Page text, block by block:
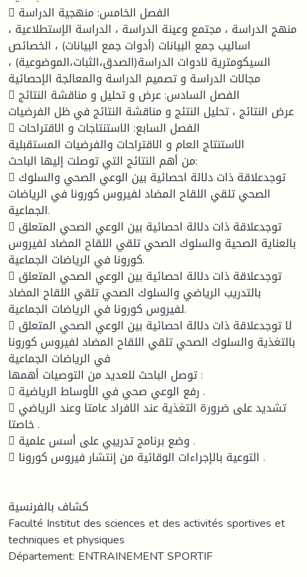
 الفصل الخامس: منهجية الدراسة
منهج الدراسة ، مجتمع وعينة الدراسة ، الدراسة الإستطلاعية ،
اساليب جمع البيانات (أدوات جمع البيانات) ، الخصائص
السيكومترية لادوات الدراسة(الصدق،الثبات،الموضوعية) ،
مجالات الدراسة و تصميم الدراسة والمعالجة الإحصائية
 الفصل السادس: عرض و تحليل و مناقشة النتائج
عرض النتائج ، تحليل النتئج و مناقشة النتائج في ظل الفرضيات
 الفصل السابع: الاستنتاجات و الاقتراحات
الاستنتاج العام و الاقتراحات والفرضيات المستقبلية
من أهم النتائج التي توصلت إليها الباحث:
 توجدعلاقة ذات دلالة احصائية بين الوعي الصحي والسلوك
الصحي تلقي اللقاح المضاد لفيروس كورونا في الرياضات
الجماعية.
 توجدعلاقة ذات دلالة احصائية بين الوعي الصحي المتعلق
بالعناية الصحية والسلوك الصحي تلقي اللقاح المضاد لفيروس
كورونا في الرياضات الجماعية.
 توجدعلاقة ذات دلالة احصائية بين الوعي الصحي المتعلق
بالتدريب الرياضي والسلوك الصحي تلقي اللقاح المضاد
لفيروس كورونا في الرياضات الجماعية.
 لا توجدعلاقة ذات دلالة احصائية بين الوعي الصحي المتعلق
بالتغذية والسلوك الصحي تلقي اللقاح المضاد لفيروس كورونا
في الرياضات الجماعية
توصل الباحث للعديد من التوصيات أهمها :
 رفع الوعي صحي في الأوساط الرياضية .
 تشديد على ضرورة التغذية عند الافراد عامتا وعند الرياضي
خاصتا .
 وضع برنامج تدريبي على أسس علمية .
 التوعية بالإجراءات الوقائية من إنتشار فيروس كورونا .
كشاف بالفرنسية
Faculté Institut des sciences et des activités sportives et
techniques et physiques
Département: ENTRAINEMENT SPORTIF